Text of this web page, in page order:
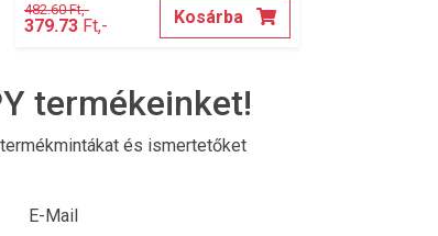
482.60 Ft,-
379.73 Ft,- Kosárba
termékeinket!
és ismertetőket
E-Mail